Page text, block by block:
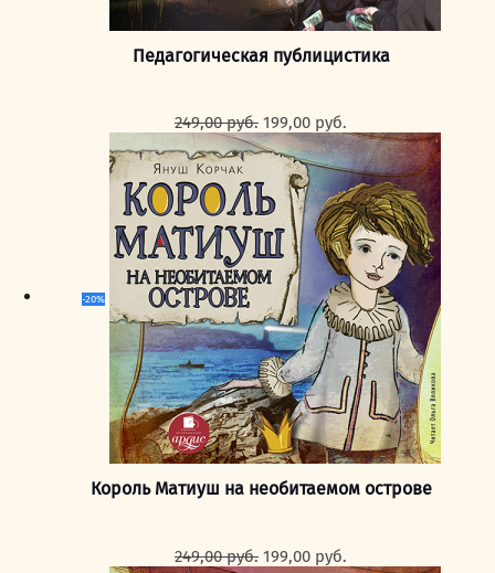
Педагогическая публицистика
249,00руб. Первоначальная
цена
составляла
249,00 руб..
199,00 руб.
цена:
199,00 руб..
-20%
Король Матиуш на необитаемом острове
249,00руб. Первоначальная
199,00 руб.